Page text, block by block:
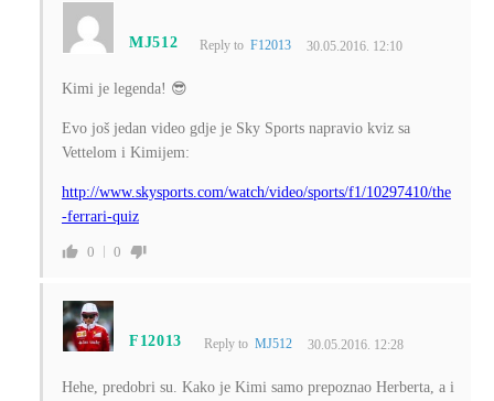
MJ512 Reply toF12013 30.05.2016. 12:10
Kimi je legenda! 😎
Evo još jedan video gdje je Sky Sports napravio kviz sa
Vettelom i Kimijem:
http://www.skysports.com/watch/video/sports/f1/10297410/the
-ferrari-quiz
0 0
F12013 Reply toMJ512 30.05.2016. 12:28
Hehe, predobri su. Kako je Kimi samo prepoznao Herberta, a i